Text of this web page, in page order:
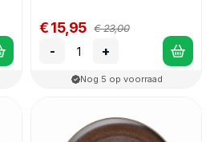
€ 15,95 € 23,00
- +
Nog 5 op voorraad